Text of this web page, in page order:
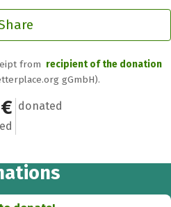
from recipient of the donation
gGmbH).
€0
0
donated